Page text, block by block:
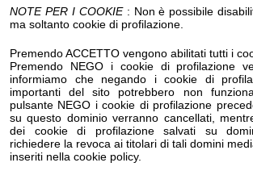
NOTE PER I COOKIE: Non è possibile
ma soltanto cookie di profilazione.
Premendo ACCETTO vengono abilitati tutti i
Premendo NEGO i cookie di profilazione
informiamo che negando i cookie di
importanti del sito potrebbero non
pulsante NEGO i cookie di profilazione
su questo dominio verranno cancellati,
dei cookie di profilazione salvati su
richiedere la revoca ai titolari di tali domini
inseriti nella cookie policy.
Genova (Guido Vinacci), a cura di
(Direttore Culturale di Fondazione
in collaborazione con l’Arch. Tiziana
O il MusT), la mostra propone —
un’installazione site-specific
sospesa tra tempo e spazio, con